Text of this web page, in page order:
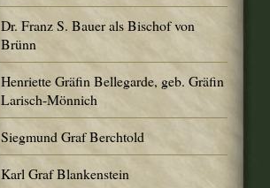
Dr. Franz S. Bauer als Bischof von
Brünn
Henriette Gräfin Bellegarde, geb. Gräfin
Larisch-Mönnich
Siegmund Graf Berchtold
Karl Graf Blankenstein